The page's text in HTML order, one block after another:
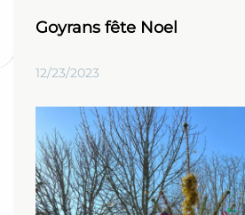
Goyrans fête Noel
12/23/2023